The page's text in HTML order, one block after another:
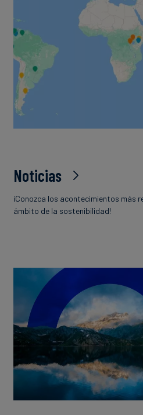
Noticias
¡Conozca los acontecimientos más
ámbito de la sostenibilidad!
English